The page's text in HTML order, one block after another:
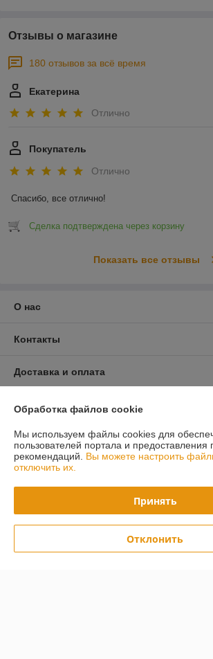
Отзывы о магазине
180 отзывов за всё время
Екатерина
Отлично
Покупатель
Отлично
Спасибо, все отлично!
Сделка подтверждена через корзину
Показать все отзывы
О нас
Контакты
Доставка и оплата
График работы
Полная версия сайта
Политика обработки cookies
Сайт создан на платформе Deal.by
Обработка файлов cookie
Мы используем файлы cookies для
пользователей портала и предоставления
рекомендаций. Вы можете настроить
отключить их.
Принять
Отклонить